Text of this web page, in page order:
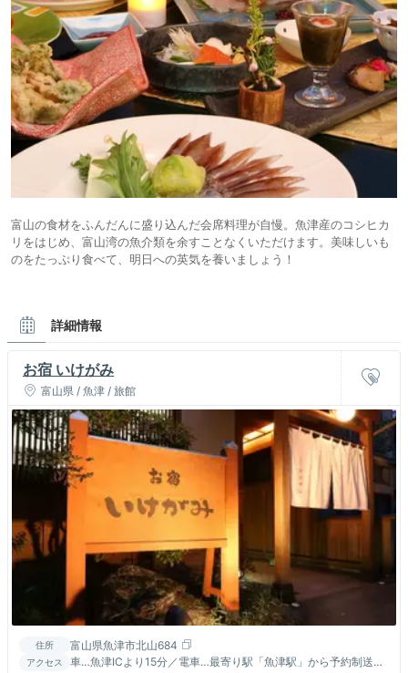
富山の食材をふんだんに盛り込んだ会席料理が自慢。魚津産のコシヒカ
リをはじめ、富山湾の魚介類を余すことなくいただけます。美味しいも
のをたっぷり食べて、明日への英気を養いましょう！
詳細情報
お宿 いけがみ
富山県 / 魚津 / 旅館
住所 富山県魚津市北山684
アクセス
車…魚津ICより15分／電車…最寄り駅「魚津駅」から予約制送